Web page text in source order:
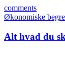
comments
Økonomiske
Alt hvad du